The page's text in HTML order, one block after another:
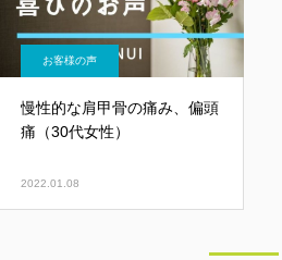
お客様の声
慢性的な肩甲骨の痛み、偏頭
痛（30代女性）
2022.01.08